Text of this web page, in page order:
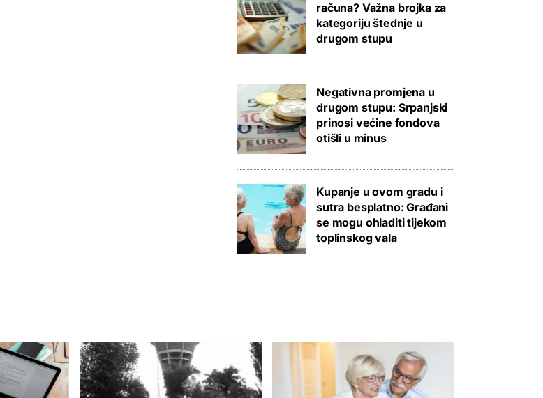
računa? Važna brojka za
kategoriju štednje u
drugom stupu
Negativna promjena u
drugom stupu: Srpanjski
prinosi većine fondova
otišli u minus
Kupanje u ovom gradu i
sutra besplatno: Građani
se mogu ohladiti tijekom
toplinskog vala